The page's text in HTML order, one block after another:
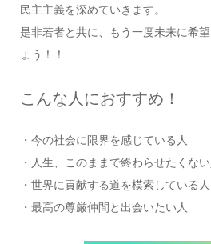
民主主義を深めていきます。
是非若者と共に、もう一度未来に希
ょう！！
こんな人におすすめ！
・今の社会に限界を感じている人
・人生、このままで終わらせたくない
・世界に貢献する道を模索している人
・最高の尊厳仲間と出会いたい人